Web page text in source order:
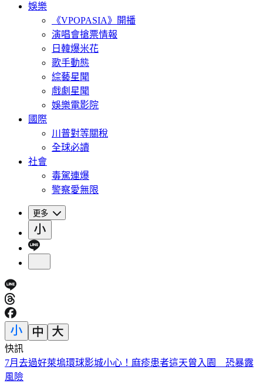
娛樂
《VPOPASIA》開播
演唱會搶票情報
日韓爆米花
歌手動態
綜藝星聞
戲劇星聞
娛樂電影院
國際
川普對等關稅
全球必讀
社會
毒駕連爆
警察愛無限
更多
快訊
認了特赦不公平！杭特罕見受訪：父親拜登癌症已擴散
首頁